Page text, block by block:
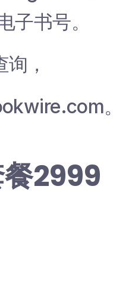
子书号。
，
。
2999